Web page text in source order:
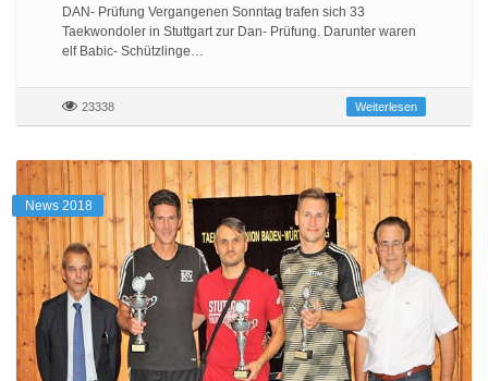
DAN- Prüfung Vergangenen Sonntag trafen sich 33
Taekwondoler in Stuttgart zur Dan- Prüfung. Darunter waren
elf Babic- Schützlinge…
23338 Weiterlesen
News 2018